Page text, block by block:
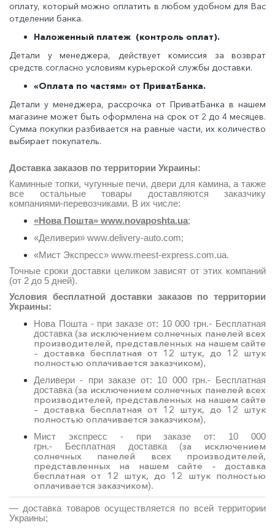
оплату, который можно оплатить в любом удобном для Вас
отделении банка.
Наложенный платеж (контроль оплат).
Детали у менеджера, действует комиссия за возврат
средств согласно условиям курьерской службы доставки.
«Оплата по частям» от ПриватБанка.
Детали у менеджера, рассрочка от ПриватБанка в нашем
магазине может быть оформлена на срок от 2 до 4 месяцев.
Сумма покупки разбивается на равные части, их количество
выбирает покупатель.
Доставка заказов по территории Украины:
Каминные топки, чугунные печи, двери для камина, а также
все остальные товары доставляются заказчику
компаниями-перевозчиками. В их числе:
«Нова Пошта» www.novaposhta.ua;
«Деливери» www.delivery-auto.com;
«Мист Экспресс» www.meest-express.com.ua.
Точные сроки доставки целиком зависят от этих компаний
(от 2 до 5 дней).
Условия бесплатной доставки заказов по территории
Украины:
Нова Пошта - при заказе от: 10 000 грн.- Бесплатная
доставка (за исключением солнечных панелей всех
производителей, представленных на нашем сайте
– доставка бесплатная от 12 штук, до 12 штук
полностью оплачивается заказчиком),
Деливери - при заказе от: 10 000 грн.- Бесплатная
доставка (за исключением солнечных панелей всех
производителей, представленных на нашем сайте
– доставка бесплатная от 12 штук, до 12 штук
полностью оплачивается заказчиком),
Мист экспресс - при заказе от: 10 000
грн.- Бесплатная доставка (за исключением
солнечных панелей всех производителей,
представленных на нашем сайте – доставка
бесплатная от 12 штук, до 12 штук полностью
оплачивается заказчиком).
— доставка товаров осуществляется по всей территории
Украины;